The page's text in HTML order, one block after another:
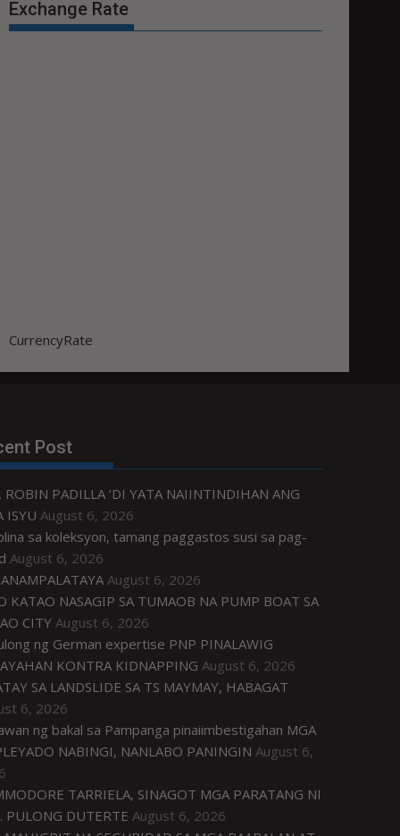
Exchange Rate
CurrencyRate
Post
ROBIN PADILLA ‘DI YATA NAIINTINDIHAN ANG
ISYU August 6, 2026
sa koleksyon, tamang paggastos susi sa pag-
August 6, 2026
August 6, 2026
KATAO NASAGIP SA TUMAOB NA PUMP BOAT SA
CITY August 6, 2026
ng German expertise PNP PINALAWIG
KONTRA KIDNAPPING August 6, 2026
SA LANDSLIDE SA TS MAYMAY, HABAGAT
6, 2026
ng bakal sa Pampanga pinaiimbestigahan MGA
NABINGI, NANLABO PANINGIN August 6,
TARRIELA, SINAGOT MGA PARATANG NI
PULONG DUTERTE August 6, 2026